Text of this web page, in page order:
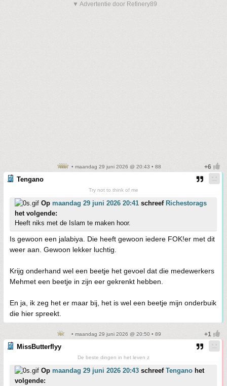
▼ Advertentie door Refinery89
• maandag 29 juni 2026 @ 20:43 • 88
Tengano
Try not to think of me
Op maandag 29 juni 2026 20:41 schreef Richestorags
het volgende:
Heeft niks met de Islam te maken hoor.
Is gewoon een jalabiya. Die heeft gewoon iedere FOK!er met dit
weer aan. Gewoon lekker luchtig.
Krijg onderhand wel een beetje het gevoel dat die medewerkers
Mehmet een beetje in zijn eer gekrenkt hebben.
En ja, ik zeg het er maar bij, het is wel een beetje mijn onderbuik
die hier spreekt.
• maandag 29 juni 2026 @ 20:50 • 89
MissButterflyy
De beste dingen in het leven z
Op maandag 29 juni 2026 20:43 schreef Tengano het
volgende: